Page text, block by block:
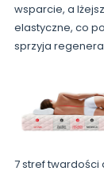
wsparcie, a
elastyczne, co
sprzyja
7 stref twardości